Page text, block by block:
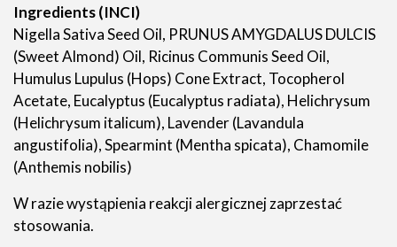
Ingredients (INCI)
Nigella Sativa Seed Oil, PRUNUS AMYGDALUS DULCIS
(Sweet Almond) Oil, Ricinus Communis Seed Oil,
Humulus Lupulus (Hops) Cone Extract, Tocopherol
Acetate, Eucalyptus (Eucalyptus radiata), Helichrysum
(Helichrysum italicum), Lavender (Lavandula
angustifolia), Spearmint (Mentha spicata), Chamomile
(Anthemis nobilis)
W razie wystąpienia reakcji alergicznej zaprzestać
stosowania.